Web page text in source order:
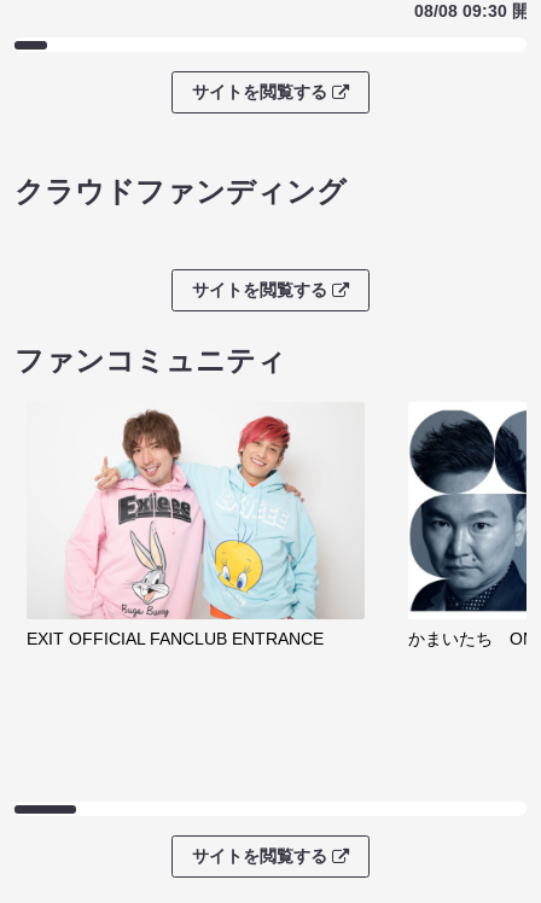
08/08 09:30 開
サイトを閲覧する
クラウドファンディング
サイトを閲覧する
ファンコミュニティ
EXIT OFFICIAL FANCLUB ENTRANCE かまいたち
サイトを閲覧する